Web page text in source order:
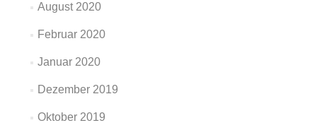
August 2020
Februar 2020
Januar 2020
Dezember 2019
Oktober 2019